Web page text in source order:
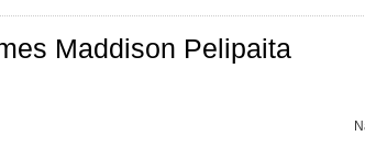
Maddison Pelipaita